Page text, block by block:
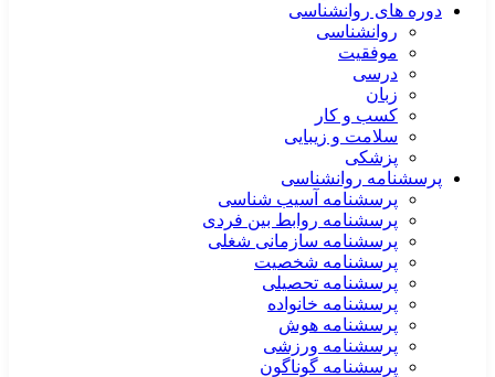
دوره های روانشناسی
روانشناسی
موفقیت
درسی
زبان
کسب و کار
سلامت و زیبایی
پزشکی
پرسشنامه روانشناسی
پرسشنامه آسیب شناسی
پرسشنامه روابط بین فردی
پرسشنامه سازمانی شغلی
پرسشنامه شخصیت
پرسشنامه تحصیلی
پرسشنامه خانواده
پرسشنامه هوش
پرسشنامه ورزشی
پرسشنامه گوناگون